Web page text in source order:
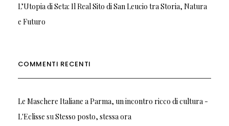
L’Utopia di Seta: Il Real Sito di San Leucio tra Storia, Natura
e Futuro
COMMENTI RECENTI
Le Maschere Italiane a Parma, un incontro ricco di cultura -
L'Eclisse suStesso posto, stessa ora